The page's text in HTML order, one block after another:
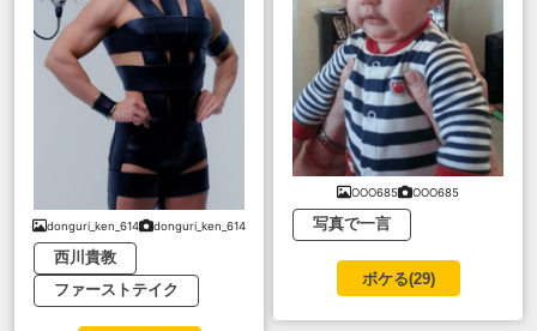
donguri_ken_614 donguri_ken_614
西川貴教
ファーストテイク
OOO685 OOO685
写真で一言
ボケる(29)